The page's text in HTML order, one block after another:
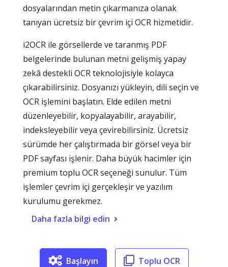
dosyalarından metin çıkarmanıza olanak
tanıyan ücretsiz bir çevrim içi OCR hizmetidir.
i2OCR ile görsellerde ve taranmış PDF
belgelerinde bulunan metni gelişmiş yapay
zekâ destekli OCR teknolojisiyle kolayca
çıkarabilirsiniz. Dosyanızı yükleyin, dili seçin ve
OCR işlemini başlatın. Elde edilen metni
düzenleyebilir, kopyalayabilir, arayabilir,
indeksleyebilir veya çevirebilirsiniz. Ücretsiz
sürümde her çalıştırmada bir görsel veya bir
PDF sayfası işlenir. Daha büyük hacimler için
premium toplu OCR seçeneği sunulur. Tüm
işlemler çevrim içi gerçekleşir ve yazılım
kurulumu gerekmez.
Daha fazla bilgi edin
Başlayın Toplu OCR